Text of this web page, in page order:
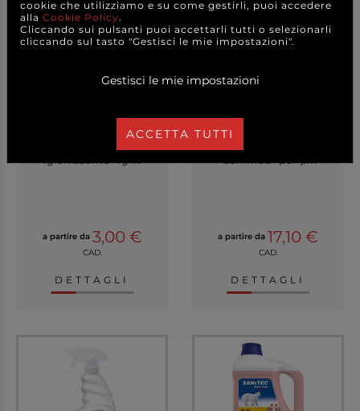
Detergente anticalcare
igienizzante "Igi...
a partire da 3,00 €
CAD.
DETTAGLI
Detergente disinfettante
"Sanimed" per p...
a partire da 17,10 €
CAD.
DETTAGLI
cookie che utilizziamo e su come gestirli, puoi accedere
alla Cookie Policy.
Cliccando sui pulsanti puoi accettarli tutti o selezionarli
cliccando sul tasto "Gestisci le mie impostazioni".
Gestisci le mie impostazioni
ACCETTA TUTTI